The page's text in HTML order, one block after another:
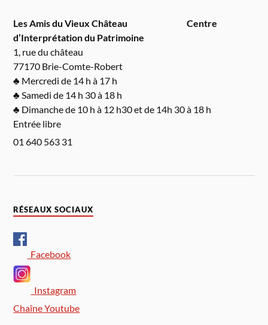
Les Amis du Vieux ChâteauCentre
d’Interprétation du Patrimoine
1, rue du château
77170 Brie-Comte-Robert
♣ Mercredi de 14 h à 17 h
♣ Samedi de 14 h 30 à 18 h
♣ Dimanche de 10 h à 12 h30 et de 14h 30 à 18 h
Entrée libre
01 640 563 31
RÉSEAUX SOCIAUX
Facebook
Instagram
Chaîne Youtube